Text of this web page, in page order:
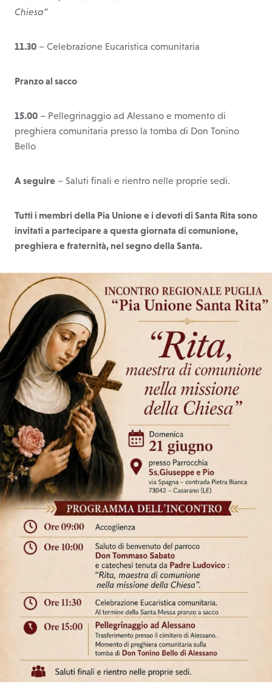
Chiesa”
11.30 – Celebrazione Eucaristica comunitaria
Pranzo al sacco
15.00 – Pellegrinaggio ad Alessano e momento di
preghiera comunitaria presso la tomba di Don Tonino
Bello
A seguire – Saluti finali e rientro nelle proprie sedi.
Tutti i membri della Pia Unione e i devoti di Santa Rita sono
invitati a partecipare a questa giornata di comunione,
preghiera e fraternità, nel segno della Santa.